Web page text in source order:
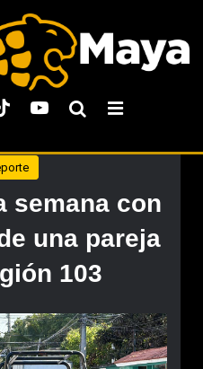
semana con
una pareja
103